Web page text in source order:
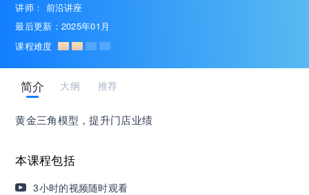
出海业务到底要落地哪些国家才合适？国别文化与
扶持政策均在这里能找到
企业正处于快速成长期，但员工能力跟不上发展？
8000门课程解决成长型企业所有岗位技能差距
讲师： 前沿讲座
最后更新：2025年01月
课程难度
简介 大纲 推荐
黄金三角模型，提升门店业绩
本课程包括
3小时的视频随时观看